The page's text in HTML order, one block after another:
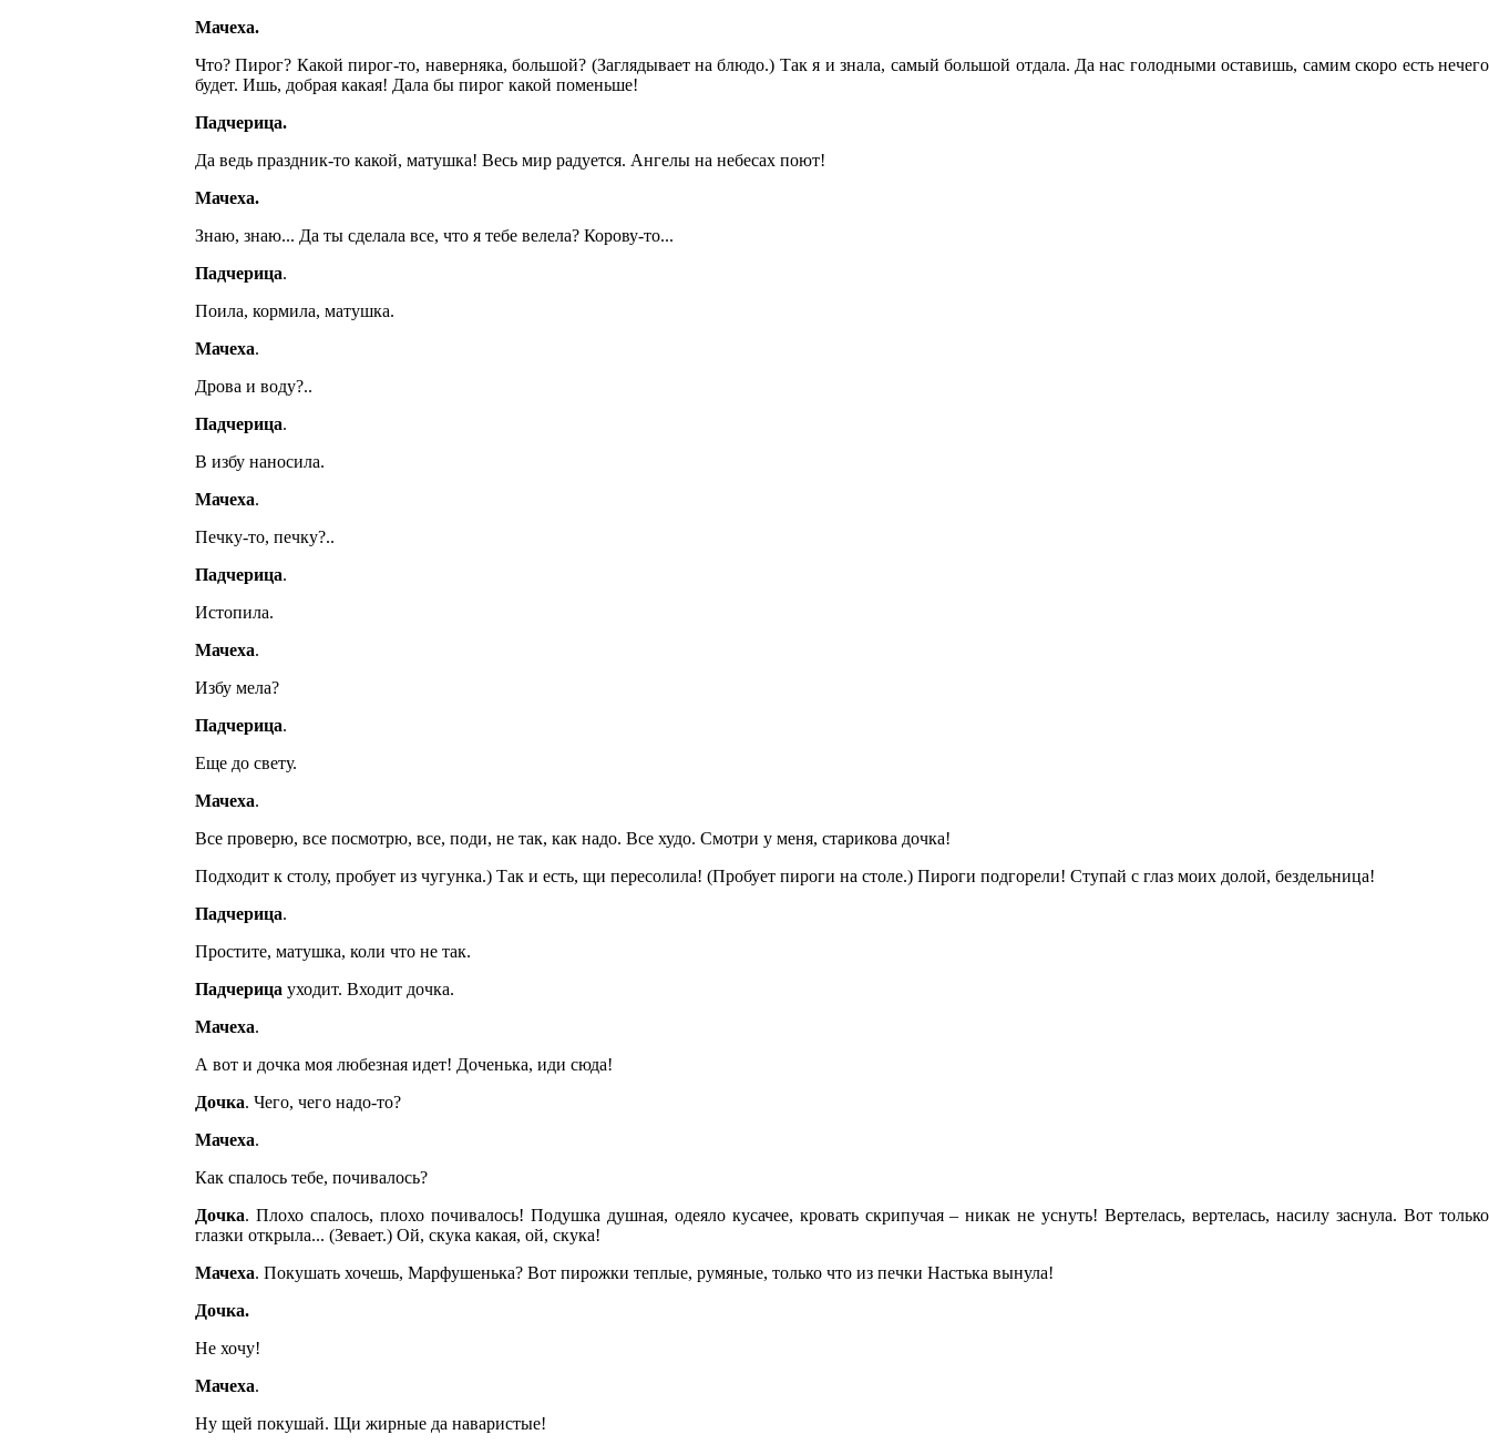
Мачеха.
Что? Пирог? Какой пирог-то, наверняка, большой? (Заглядывает на блюдо.) Так я и знала, самый большой отдала. Да нас голодными оставишь, самим скоро есть нечего
будет. Ишь, добрая какая! Дала бы пирог какой поменьше!
Падчерица.
Да ведь праздник-то какой, матушка! Весь мир радуется. Ангелы на небесах поют!
Мачеха.
Знаю, знаю... Да ты сделала все, что я тебе велела? Корову-то...
Падчерица.
Поила, кормила, матушка.
Мачеха.
Дрова и воду?..
Падчерица.
В избу наносила.
Мачеха.
Печку-то, печку?..
Падчерица.
Истопила.
Мачеха.
Избу мела?
Падчерица.
Еще до свету.
Мачеха.
Все проверю, все посмотрю, все, поди, не так, как надо. Все худо. Смотри у меня, старикова дочка!
Подходит к столу, пробует из чугунка.) Так и есть, щи пересолила! (Пробует пироги на столе.) Пироги подгорели! Ступай с глаз моих долой, бездельница!
Падчерица.
Простите, матушка, коли что не так.
Падчерица уходит. Входит дочка.
Мачеха.
А вот и дочка моя любезная идет! Доченька, иди сюда!
Дочка. Чего, чего надо-то?
Мачеха.
Как спалось тебе, почивалось?
Дочка. Плохо спалось, плохо почивалось! Подушка душная, одеяло кусачее, кровать скрипучая – никак не уснуть! Вертелась, вертелась, насилу заснула. Вот только
глазки открыла... (Зевает.) Ой, скука какая, ой, скука!
Мачеха. Покушать хочешь, Марфушенька? Вот пирожки теплые, румяные, только что из печки Настька вынула!
Дочка.
Не хочу!
Мачеха.
Ну щей покушай. Щи жирные да наваристые!